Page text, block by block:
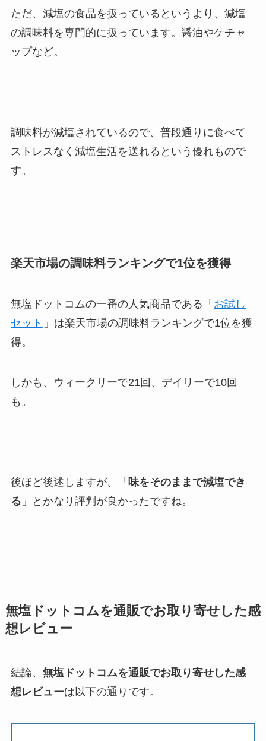
ただ、減塩の食品を扱っているというより、減塩
の調味料を専門的に扱っています。醤油やケチャ
ップなど。
調味料が減塩されているので、普段通りに食べて
ストレスなく減塩生活を送れるという優れもので
す。
楽天市場の調味料ランキングで1位を獲得
無塩ドットコムの一番の人気商品である「 お試し
セット 」は楽天市場の調味料ランキングで1位を獲
得。
しかも、ウィークリーで21回、デイリーで10回
も。
後ほど後述しますが、「 味をそのままで減塩でき
る 」とかなり評判が良かったですね。
無塩ドットコムを通販でお取り寄せした感
想レビュー
結論、 無塩ドットコムを通販でお取り寄せした感
想レビューは以下の通りです。